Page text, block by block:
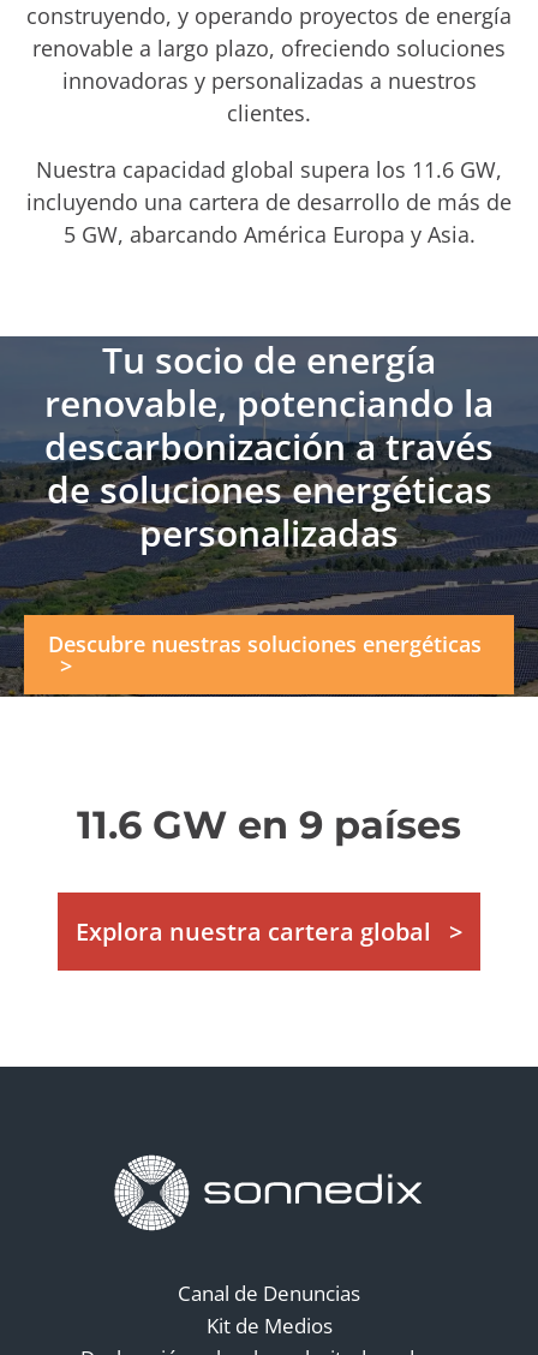
construyendo, y operando proyectos de energía
renovable a largo plazo, ofreciendo soluciones
innovadoras y personalizadas a nuestros
clientes.
Nuestra capacidad global supera los 11.6 GW,
incluyendo una cartera de desarrollo de más de
5 GW, abarcando América Europa y Asia.
Tu socio de energía
renovable, potenciando la
descarbonización a través
de soluciones energéticas
personalizadas
Descubre nuestras soluciones energéticas
11.6 GW en 9 países
Explora nuestra cartera global
Canal de Denuncias
Kit de Medios